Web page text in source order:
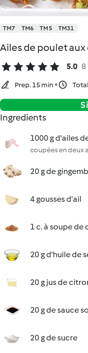
TM7 TM6 TM5 TM31
Ailes de poulet
5.0 8
Prep. 15 min
Ingredients
1000 g d'ailes
coupées en deux
20 g de
4 gousses d'ail
1 c. à soupe
20 g d'huile de
20 g jus de
20 g de sauce
20 g de sucre